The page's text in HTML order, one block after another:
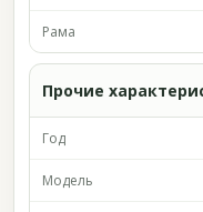
Рама
Прочие
Год
Модель